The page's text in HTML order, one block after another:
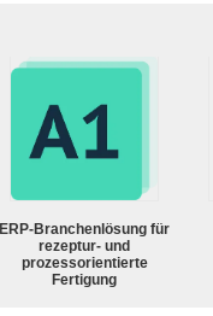
ERP-Branchenlösung für
rezeptur- und
prozessorientierte
Fertigung